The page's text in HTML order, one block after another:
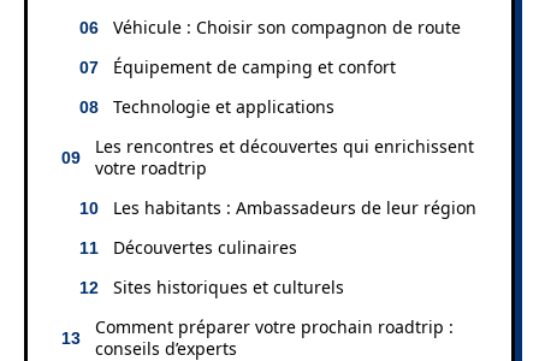
Véhicule : Choisir son compagnon de route
Équipement de camping et confort
Technologie et applications
Les rencontres et découvertes qui enrichissent
votre roadtrip
Les habitants : Ambassadeurs de leur région
Découvertes culinaires
Sites historiques et culturels
Comment préparer votre prochain roadtrip :
conseils d’experts